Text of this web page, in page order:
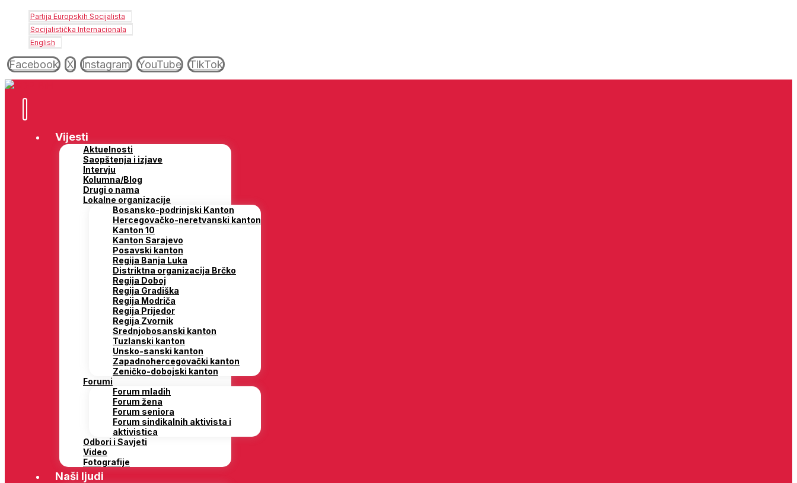
Partija Europskih Socijalista
Socijalistička Internacionala
English
Facebook X Instagram YouTube TikTok
Vijesti
Aktuelnosti
Saopštenja i izjave
Intervju
Kolumna/Blog
Drugi o nama
Lokalne organizacije
Bosansko-podrinjski Kanton
Hercegovačko-neretvanski kanton
Kanton 10
Kanton Sarajevo
Posavski kanton
Regija Banja Luka
Distriktna organizacija Brčko
Regija Doboj
Regija Gradiška
Regija Modriča
Regija Prijedor
Regija Zvornik
Srednjobosanski kanton
Tuzlanski kanton
Unsko-sanski kanton
Zapadnohercegovački kanton
Zeničko-dobojski kanton
Forumi
Forum mladih
Forum žena
Forum seniora
Forum sindikalnih aktivista i
aktivistica
Odbori i Savjeti
Video
Fotografije
Naši ljudi